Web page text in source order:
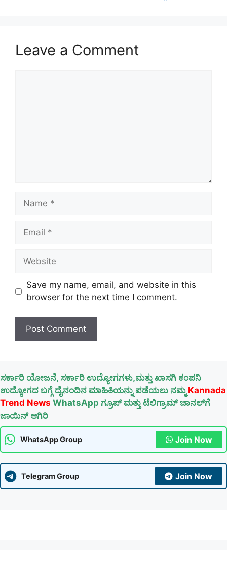
Leave a Comment
Name
Email
Website
Save my name, email, and website in this
browser for the next time I comment.
ಸರ್ಕಾರಿ ಯೋಜನೆ, ಸರ್ಕಾರಿ ಉದ್ಯೋಗಗಳು,ಮತ್ತು ಖಾಸಗಿ ಕಂಪನಿ
ಉದ್ಯೋಗದ ಬಗ್ಗೆ ದೈನಂದಿನ ಮಾಹಿತಿಯನ್ನು ಪಡೆಯಲು ನಮ್ಮ Kannada
Trend News WhatsApp ಗ್ರೂಪ್ ಮತ್ತು ಟೆಲಿಗ್ರಾಮ್ ಚಾನಲ್‌ಗೆ
ಜಾಯಿನ್ ಆಗಿರಿ
WhatsApp Group Join Now
Telegram Group Join Now